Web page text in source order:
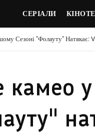
СЕРІАЛИ
Сезоні "Фолауту" Натякає:
камео